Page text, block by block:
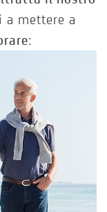
a mettere a
: